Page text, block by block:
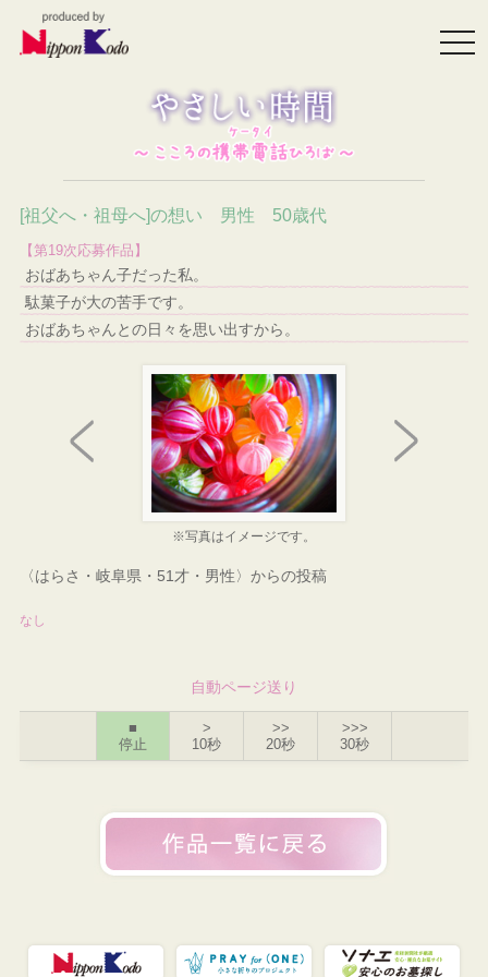
[祖父へ・祖母へ]の想い 男性 50歳代
【第19次応募作品】
おばあちゃん子だった私。
駄菓子が大の苦手です。
おばあちゃんとの日々を思い出すから。
※写真はイメージです。
〈はらさ・岐阜県・51才・男性〉からの投稿
なし
自動ページ送り
■
停止
>
10秒
>>
20秒
>>>
30秒